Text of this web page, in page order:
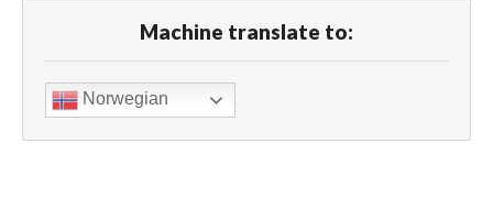
Machine translate to:
Norwegian